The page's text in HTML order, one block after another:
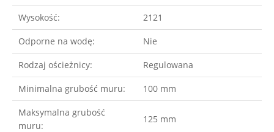
Wysokość: 2121
Odporne na wodę: Nie
Rodzaj ościeżnicy: Regulowana
Minimalna grubość muru: 100 mm
Maksymalna grubość
muru:
125 mm